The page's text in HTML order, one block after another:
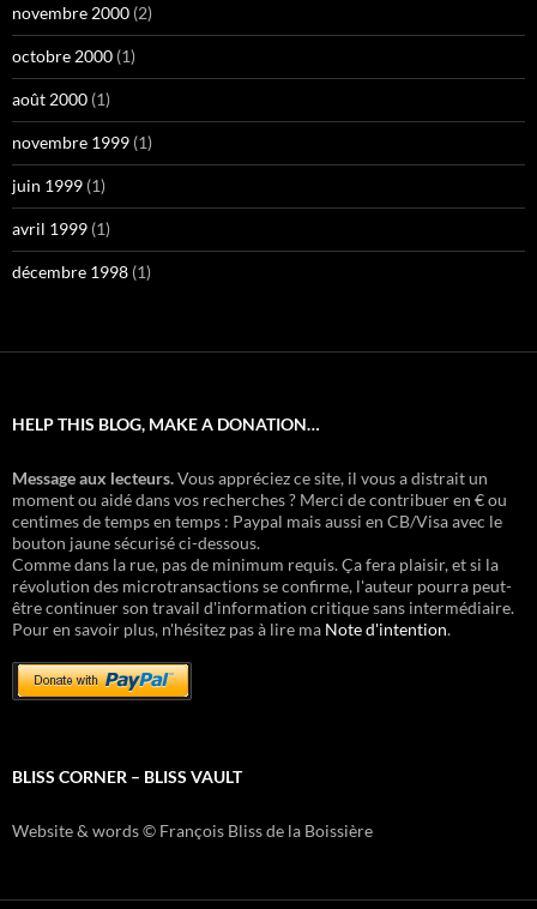
novembre 2000 (2)
octobre 2000 (1)
août 2000 (1)
novembre 1999 (1)
juin 1999 (1)
avril 1999 (1)
décembre 1998 (1)
HELP THIS BLOG, MAKE A DONATION…
Message aux lecteurs.Vous appréciez ce site, il vous a distrait un
moment ou aidé dans vos recherches ? Merci de contribuer en € ou
centimes de temps en temps : Paypal mais aussi en CB/Visa avec le
bouton jaune sécurisé ci-dessous.
Comme dans la rue, pas de minimum requis. Ça fera plaisir, et si la
révolution des microtransactions se confirme, l'auteur pourra peut-
être continuer son travail d'information critique sans intermédiaire.
Pour en savoir plus, n'hésitez pas à lire ma Note d'intention.
BLISS CORNER – BLISS VAULT
Website & words © François Bliss de la Boissière